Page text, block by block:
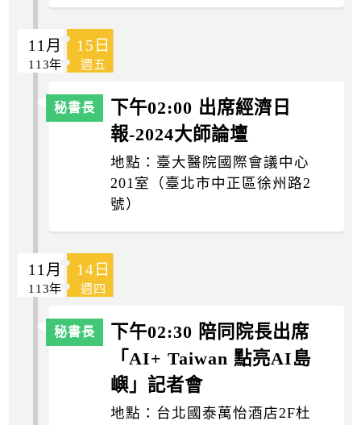
11月 15日
113年 週五
下午02:00 出席經濟日
報-2024大師論壇
地點：臺大醫院國際會議中心
201室（臺北市中正區徐州路2
號）
11月 14日
113年 週四
下午02:30 陪同院長出席
「AI+ Taiwan 點亮AI島
嶼」記者會
地點：台北國泰萬怡酒店2F杜